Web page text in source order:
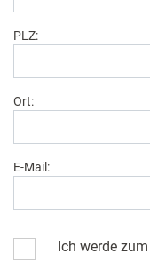
PLZ:
Ort:
E-Mail:
Ich werde